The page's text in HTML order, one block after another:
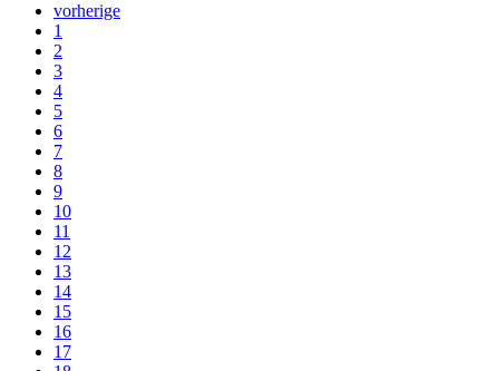
vorherige
1
2
3
4
5
6
7
8
9
10
11
12
13
14
15
16
17